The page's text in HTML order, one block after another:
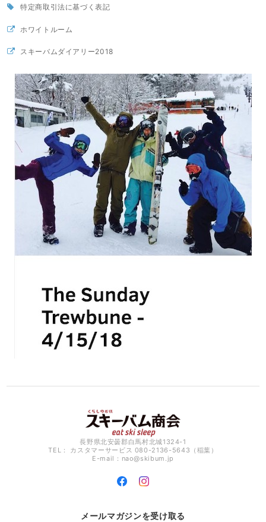
特定商取引法に基づく表記
ホワイトルーム
スキーバムダイアリー2018
長野県北安曇郡白馬村北城1324-1
TEL： カスタマーサービス 080-2136-5643（稲葉）
E-mail： nao@skibum.jp
メールマガジンを受け取る